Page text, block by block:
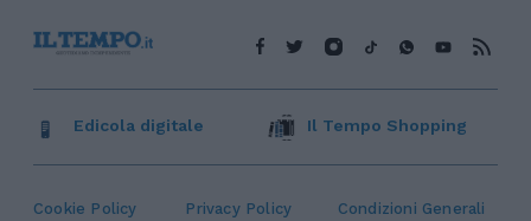
Cookie Policy Privacy Policy Condizioni Generali
Edicola digitale Il Tempo Shopping